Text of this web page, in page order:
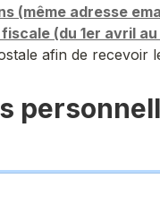
(même adresse
(du 1er avril au
afin de recevoir